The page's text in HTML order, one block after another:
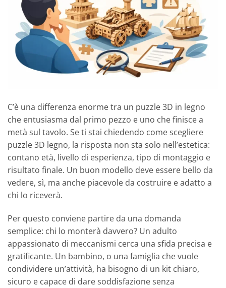
C’è una differenza enorme tra un puzzle 3D in legno
che entusiasma dal primo pezzo e uno che finisce a
metà sul tavolo. Se ti stai chiedendo come scegliere
puzzle 3D legno, la risposta non sta solo nell’estetica:
contano età, livello di esperienza, tipo di montaggio e
risultato finale. Un buon modello deve essere bello da
vedere, sì, ma anche piacevole da costruire e adatto a
chi lo riceverà.
Per questo conviene partire da una domanda
semplice: chi lo monterà davvero? Un adulto
appassionato di meccanismi cerca una sfida precisa e
gratificante. Un bambino, o una famiglia che vuole
condividere un’attività, ha bisogno di un kit chiaro,
sicuro e capace di dare soddisfazione senza